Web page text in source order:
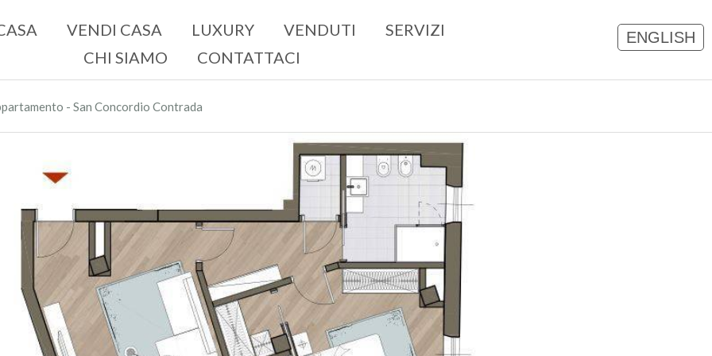
VENDI CASA LUXURY VENDUTI
SERVIZI
CHI SIAMO
CONTATTACI
ENGLISH
- San Concordio Contrada